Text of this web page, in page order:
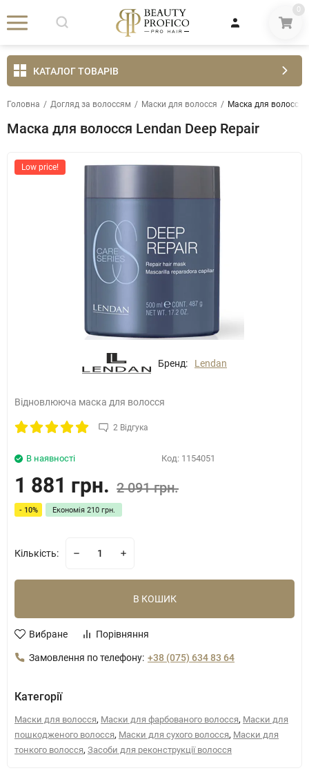
0
КАТАЛОГ ТОВАРІВ
Головна / Догляд за волоссям / Маски для волосся / Маска для волосся
Маска для волосся Lendan Deep Repair
Low price!
Бренд: Lendan
Відновлююча маска для волосся
2 Відгука
Код: 1154051
В наявності
1 881 грн. 2 091 грн.
- 10% Економія 210 грн.
Кількість:
В КОШИК
Вибране Порівняння
Замовлення по телефону: +38 (075) 634 83 64
Категорії
Маски для волосся, Маски для фарбованого волосся, Маски для
пошкодженого волосся, Маски для сухого волосся, Маски для
тонкого волосся, Засоби для реконструкції волосся